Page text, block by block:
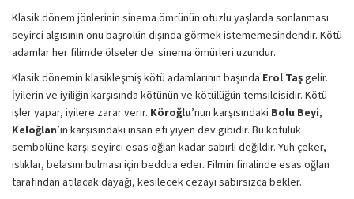
Klasik dönem jönlerinin sinema ömrünün otuzlu yaşlarda sonlanması
seyirci algısının onu başrolün dışında görmek istememesindendir. Kötü
adamlar her filimde ölseler de sinema ömürleri uzundur.
Klasik dönemin klasikleşmiş kötü adamlarının başında Erol Taşgelir.
İyilerin ve iyiliğin karşısında kötünün ve kötülüğün temsilcisidir. Kötü
işler yapar, iyilere zarar verir. Köroğlu’nun karşısındaki Bolu Beyi,
Keloğlan’ın karşısındaki insan eti yiyen dev gibidir. Bu kötülük
sembolüne karşı seyirci esas oğlan kadar sabırlı değildir. Yuh çeker,
ıslıklar, belasını bulması için beddua eder. Filmin finalinde esas oğlan
tarafından atılacak dayağı, kesilecek cezayı sabırsızca bekler.